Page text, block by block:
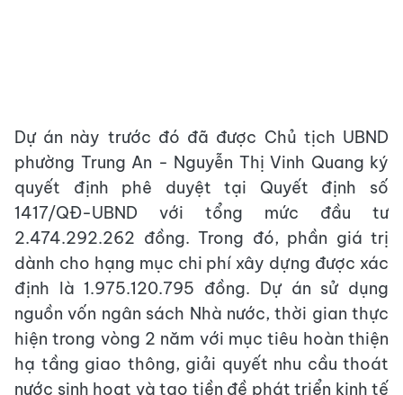
Dự án này trước đó đã được Chủ tịch UBND
phường Trung An - Nguyễn Thị Vinh Quang ký
quyết định phê duyệt tại Quyết định số
1417/QĐ-UBND với tổng mức đầu tư
2.474.292.262 đồng. Trong đó, phần giá trị
dành cho hạng mục chi phí xây dựng được xác
định là 1.975.120.795 đồng. Dự án sử dụng
nguồn vốn ngân sách Nhà nước, thời gian thực
hiện trong vòng 2 năm với mục tiêu hoàn thiện
hạ tầng giao thông, giải quyết nhu cầu thoát
nước sinh hoạt và tạo tiền đề phát triển kinh tế